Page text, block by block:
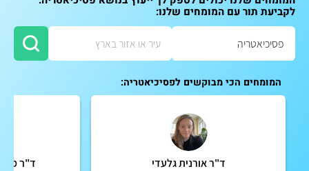
לקביעת תור עם המומחים שלנו:
המומחים הכי מבוקשים לפסיכיאטריה:
ד"ר אורנית גלעדי ד"ר